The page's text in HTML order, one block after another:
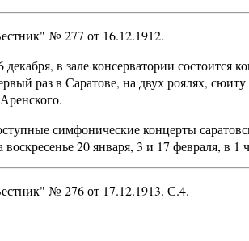
№ 277 от 16.12.1912.
в зале консерватории состоится
раз в Саратове, на двух роялях,
симфонические концерты
20 января, 3 и 17 февраля, в 1
№ 276 от 17.12.1913. С.4.